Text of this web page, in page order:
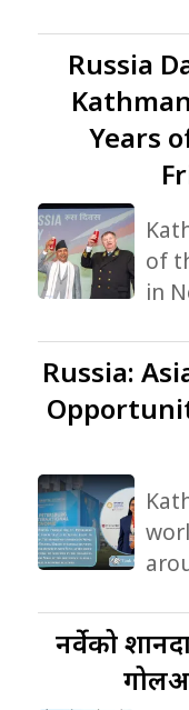
Russia
Years
of
in
Russia:
नर्वेको